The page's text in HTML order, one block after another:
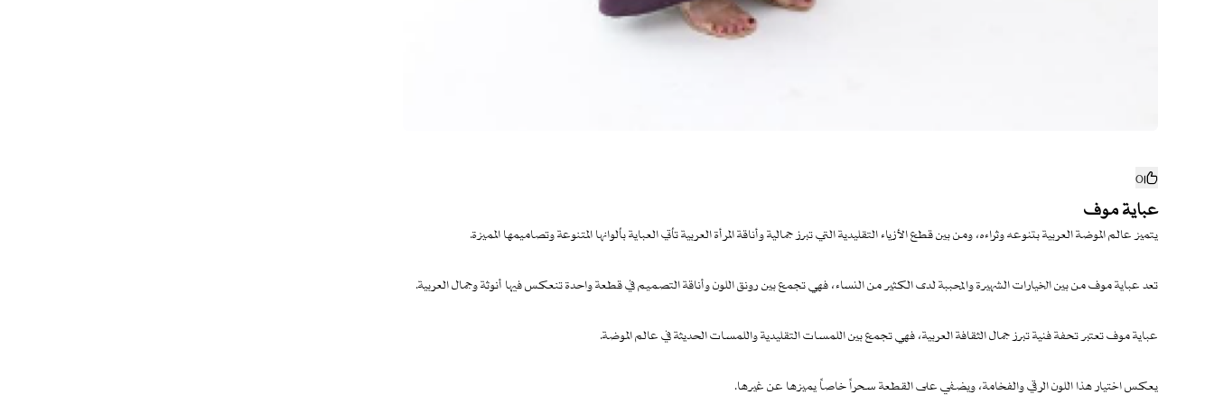
0
عباية موف
يتميز عالم الموضة العربية بتنوعه وثراءه، ومن بين قطع الأزياء التقليدية التي تبرز جمالية وأناقة المرأة العربية تأتي العباية بألوانها المتنوعة وتصاميمها المميزة.
تعد عباية موف من بين الخيارات الشهيرة والمحببة لدى الكثير من النساء، فهي تجمع بين رونق اللون وأناقة التصميم في قطعة واحدة تنعكس فيها أنوثة وجمال العربية.
عباية موف تعتبر تحفة فنية تبرز جمال الثقافة العربية، فهي تجمع بين اللمسات التقليدية واللمسات الحديثة في عالم الموضة.
يعكس اختيار هذا اللون الرقي والفخامة، ويضفي على القطعة سحراً خاصاً يميزها عن غيرها.